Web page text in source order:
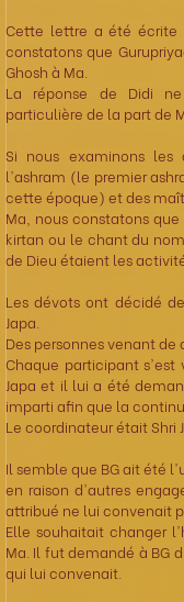
Cette lettre a été écrite
constatons que
Ghosh à Ma.
La réponse de Didi
particulière de la part de
Si nous examinons les
l'ashram (le premier
cette époque) et des
Ma, nous constatons
kirtan ou le chant du
de Dieu étaient les
Les dévots ont décidé
Japa.
Des personnes venant
Chaque participant s'est
Japa et il lui a été
imparti afin que la
Le coordinateur était Shri
Il semble que BG ait été
en raison d'autres
attribué ne lui convenait
Elle souhaitait changer
Ma. Il fut demandé à BG
qui lui convenait.